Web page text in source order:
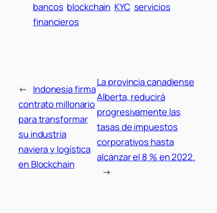
bancos blockchain KYC servicios
financieros
← Indonesia firma
contrato millonario
para transformar
su industria
naviera y logística
en Blockchain
La provincia canadiense
Alberta, reducirá
progresivamente las
tasas de impuestos
corporativos hasta
alcanzar el 8 % en 2022.
→